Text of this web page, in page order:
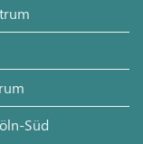
Süd